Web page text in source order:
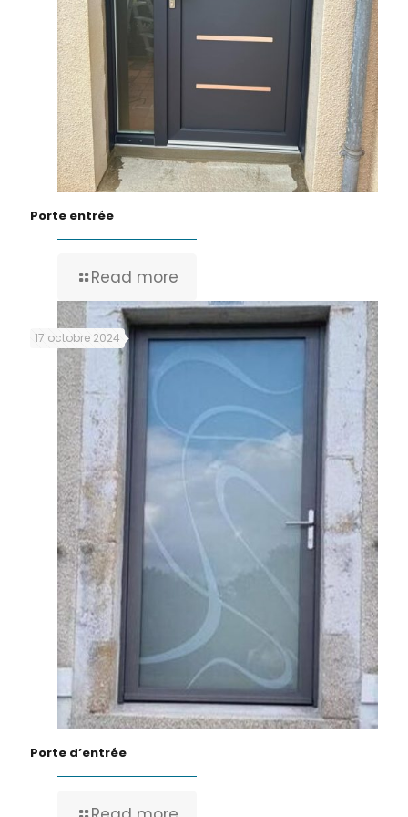
Porte entrée
Read more
17 octobre 2024
Porte d’entrée